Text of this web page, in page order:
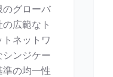
のグローバ
広範なト
ネットワ
シンジケー
準の均一性